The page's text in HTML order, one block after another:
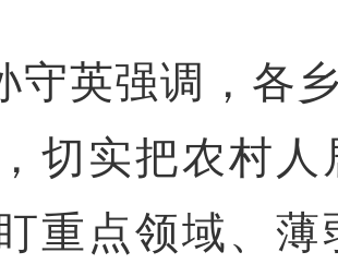
守英强调，各
切实把农村
重点领域、